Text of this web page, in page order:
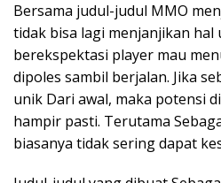
Bersama judul-judul MMO
tidak bisa lagi menjanjikan hal
berekspektasi player mau
dipoles sambil berjalan. Jika
unik Dari awal, maka potensi
hampir pasti. Terutama
biasanya tidak sering dapat